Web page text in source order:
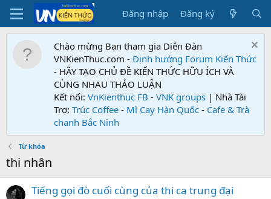
Đăng nhập Đăng ký
Chào mừng Bạn tham gia Diễn Đàn
VNKienThuc.com - Định hướng Forum Kiến Thức
- HÃY TẠO CHỦ ĐỀ KIẾN THỨC HỮU ÍCH VÀ
CÙNG NHAU THẢO LUẬN
Kết nối: VnKienthuc FB - VNK groups | Nhà Tài
Trợ: Trúc Coffee - Mì Cay Hàn Quốc - Cafe & Trà
chanh Bắc Ninh
Từ khóa
thi nhân
Tiếng gọi đò cuối cùng của thi ca trung đại